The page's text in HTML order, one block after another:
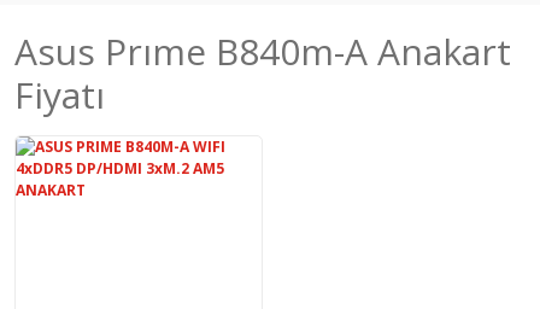
Asus Prıme B840m-A Anakart
Fiyatı